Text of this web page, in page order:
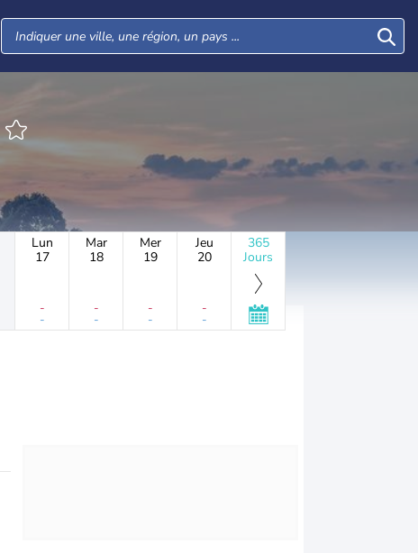
Lun
17
-
-
Mar
18
-
-
Mer
19
-
-
Jeu
20
-
-
365
Jours